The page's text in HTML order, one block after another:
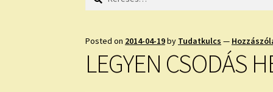
Posted on 2014-04-19by Tudatkulcs —
LEGYEN CSODÁS